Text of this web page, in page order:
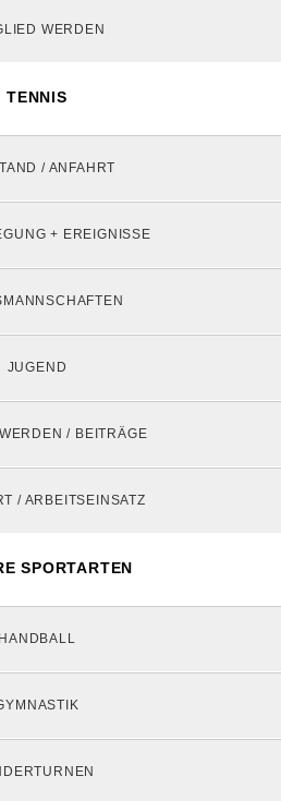
WERDEN
TENNIS
/ ANFAHRT
+ EREIGNISSE
JUGEND
/ BEITRÄGE
/ ARBEITSEINSATZ
SPORTARTEN
HANDBALL